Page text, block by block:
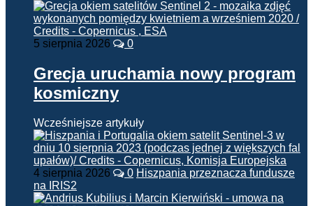
5 sierpnia 2026 0
Grecja uruchamia nowy program
kosmiczny
Wcześniejsze artykuły
4 sierpnia 2026 0 Hiszpania przeznacza fundusze
na IRIS2